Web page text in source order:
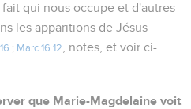
qui nous occupe et d'autres
les apparitions de Jésus
; Marc 16.12
, notes, et voir ci-
que Marie-Magdelaine voit